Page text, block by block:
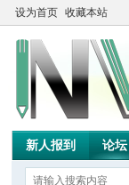
设为首页 收藏本站
新人报到 论坛